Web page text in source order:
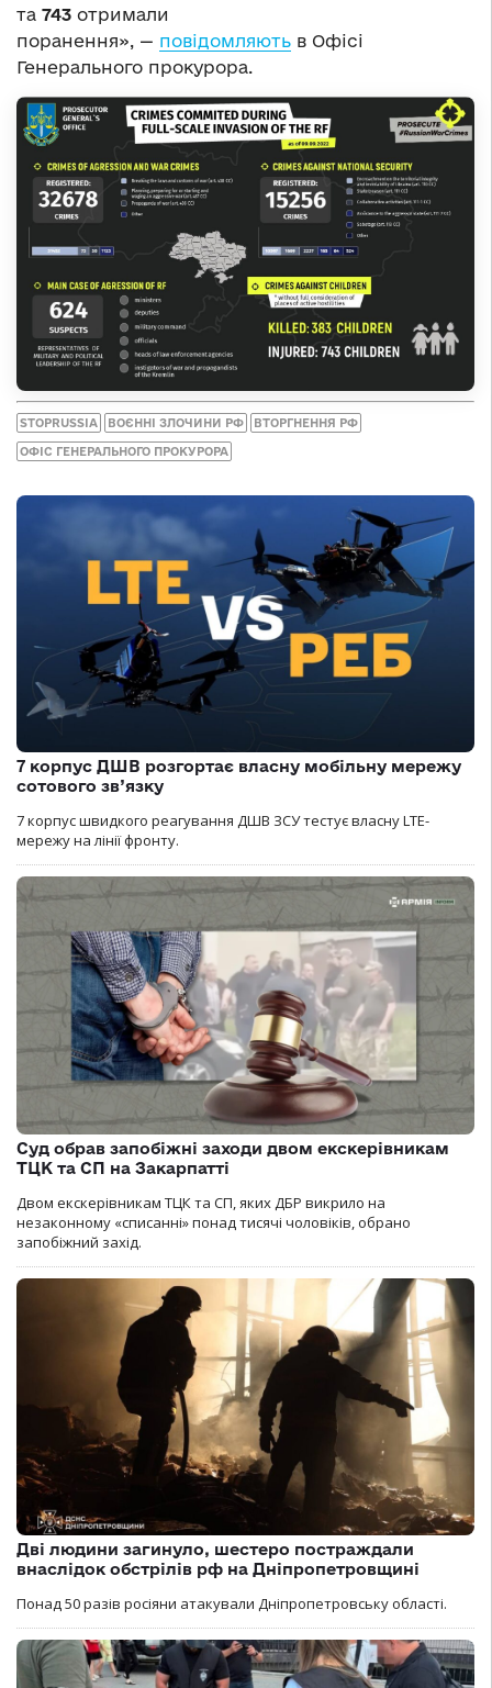
та 743 отримали
поранення», — повідомляють в Офісі
Генерального прокурора.
STOPRUSSIA ВОЄННІ ЗЛОЧИНИ РФ ВТОРГНЕННЯ РФ
ОФІС ГЕНЕРАЛЬНОГО ПРОКУРОРА
7 корпус ДШВ розгортає власну мобільну мережу
сотового зв’язку
7 корпус швидкого реагування ДШВ ЗСУ тестує власну LTE-
мережу на лінії фронту.
Суд обрав запобіжні заходи двом екскерівникам
ТЦК та СП на Закарпатті
Двом екскерівникам ТЦК та СП, яких ДБР викрило на
незаконному «списанні» понад тисячі чоловіків, обрано
запобіжний захід.
Дві людини загинуло, шестеро постраждали
внаслідок обстрілів рф на Дніпропетровщині
Понад 50 разів росіяни атакували Дніпропетровську області.